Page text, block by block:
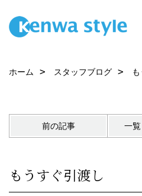
ホーム スタッフブログ
前の記事 一覧
もうすぐ引渡し